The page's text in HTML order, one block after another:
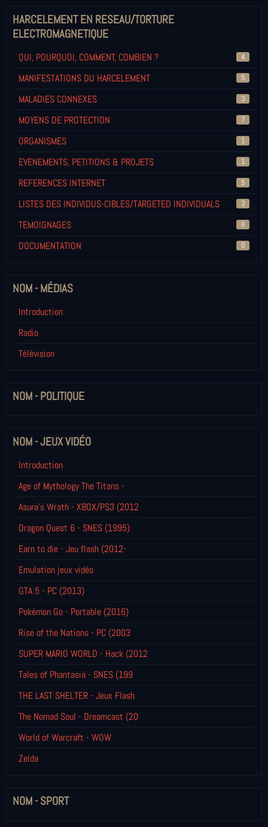
HARCELEMENT EN RESEAU/TORTURE
ELECTROMAGNETIQUE
QUI, POURQUOI, COMMENT, COMBIEN ? 4
MANIFESTATIONS DU HARCELEMENT 5
MALADIES CONNEXES 3
MOYENS DE PROTECTION 7
ORGANISMES 1
EVENEMENTS, PETITIONS & PROJETS 1
REFERENCES INTERNET 5
LISTES DES INDIVIDUS-CIBLES/TARGETED INDIVIDUALS 3
TEMOIGNAGES 6
DOCUMENTATION 0
NOM - MÉDIAS
Introduction
Radio
Télévision
NOM - POLITIQUE
NOM - JEUX VIDÉO
Introduction
Age of Mythology The Titans -
Asura's Wrath - XBOX/PS3 (2012
Dragon Quest 6 - SNES (1995)
Earn to die - Jeu flash (2012-
Emulation jeux vidéo
GTA 5 - PC (2013)
Pokémon Go - Portable (2016)
Rise of the Nations - PC (2003
SUPER MARIO WORLD - Hack (2012
Tales of Phantasia - SNES (199
THE LAST SHELTER - Jeux Flash
The Nomad Soul - Dreamcast (20
World of Warcraft - WOW
Zelda
NOM - SPORT